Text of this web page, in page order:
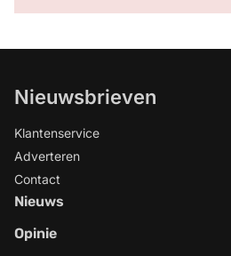
Nieuwsbrieven
Klantenservice
Adverteren
Contact
Nieuws
Opinie